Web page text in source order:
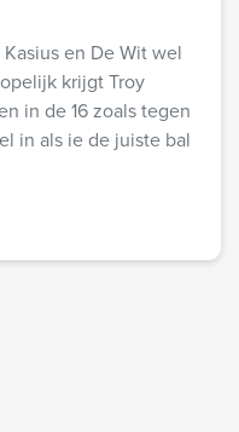
en De Wit wel
krijgt Troy
in de 16 zoals tegen
in als ie de juiste bal